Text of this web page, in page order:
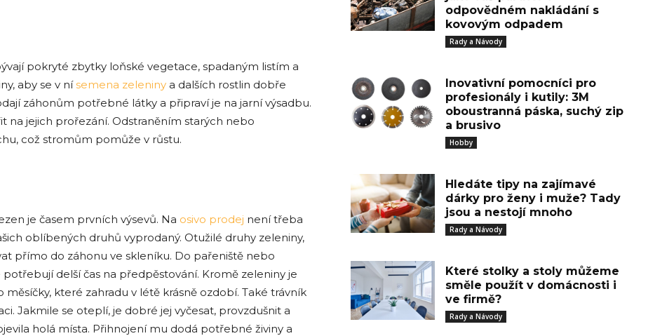
pokryté zbytky loňské vegetace, spadaným listím a
aby se v nísemena zeleniny a dalších rostlin dobře
záhonům potřebné látky a připraví je na jarní výsadbu.
na jejich prořezání. Odstraněním starých nebo
což stromům pomůže v růstu.
je časem prvních výsevů. Na osivo prodej není třeba
oblíbených druhů vyprodaný. Otužilé druhy zeleniny,
přímo do záhonu ve skleníku. Do pařeniště nebo
potřebují delší čas na předpěstování. Kromě zeleniny je
které zahradu v létě krásně ozdobí. Také trávník
Jakmile se oteplí, je dobré jej vyčesat, provzdušnit a
holá místa. Přihnojení mu dodá potřebné živiny a
odpovědném nakládání s
kovovým odpadem
Rady a Návody
Inovativní pomocníci pro
profesionály i kutily: 3M
oboustranná páska, suchý zip
a brusivo
Hobby
Hledáte tipy na zajímavé
dárky pro ženy i muže? Tady
jsou a nestojí mnoho
Rady a Návody
Které stolky a stoly můžeme
směle použít v domácnosti i
ve firmě?
Rady a Návody